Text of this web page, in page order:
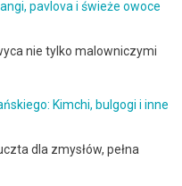
pavlova i świeże owoce
nie tylko malowniczymi
Kimchi, bulgogi i inne
dla zmysłów, pełna